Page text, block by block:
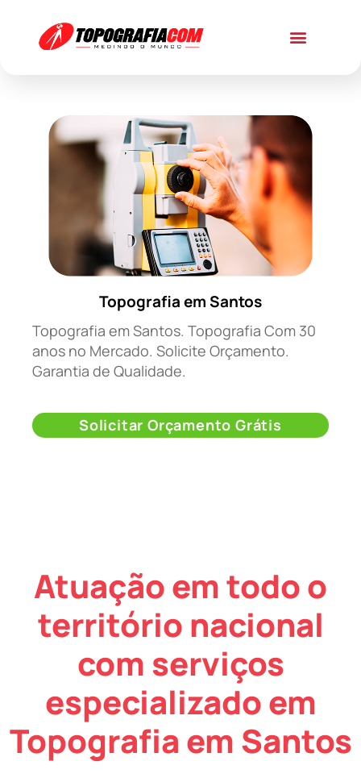
Topografia em Santos
Topografia em Santos. Topografia Com 30
anos no Mercado. Solicite Orçamento.
Garantia de Qualidade.
Solicitar Orçamento Grátis
Atuação em todo o
território nacional
com serviços
especializado em
Topografia em Santos